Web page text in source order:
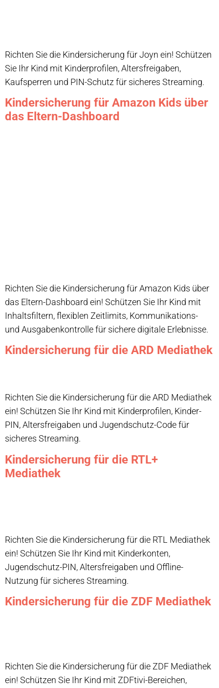
Richten Sie die Kindersicherung für Joyn ein! Schützen
Sie Ihr Kind mit Kinderprofilen, Altersfreigaben,
Kaufsperren und PIN-Schutz für sicheres Streaming.
Kindersicherung für Amazon Kids über
das Eltern-Dashboard
Richten Sie die Kindersicherung für Amazon Kids über
das Eltern-Dashboard ein! Schützen Sie Ihr Kind mit
Inhaltsfiltern, flexiblen Zeitlimits, Kommunikations-
und Ausgabenkontrolle für sichere digitale Erlebnisse.
Kindersicherung für die ARD Mediathek
Richten Sie die Kindersicherung für die ARD Mediathek
ein! Schützen Sie Ihr Kind mit Kinderprofilen, Kinder-
PIN, Altersfreigaben und Jugendschutz-Code für
sicheres Streaming.
Kindersicherung für die RTL+
Mediathek
Richten Sie die Kindersicherung für die RTL Mediathek
ein! Schützen Sie Ihr Kind mit Kinderkonten,
Jugendschutz-PIN, Altersfreigaben und Offline-
Nutzung für sicheres Streaming.
Kindersicherung für die ZDF Mediathek
Richten Sie die Kindersicherung für die ZDF Mediathek
ein! Schützen Sie Ihr Kind mit ZDFtivi-Bereichen,